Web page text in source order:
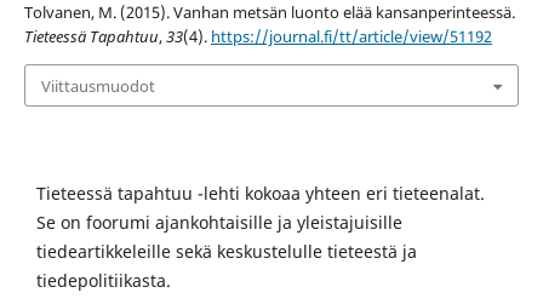
Tolvanen, M. (2015). Vanhan metsän luonto elää kansanperinteessä.
Tieteessä Tapahtuu,33(4). https://journal.fi/tt/article/view/51192
Viittausmuodot
Tieteessä tapahtuu -lehti kokoaa yhteen eri tieteenalat.
Se on foorumi ajankohtaisille ja yleistajuisille
tiedeartikkeleille sekä keskustelulle tieteestä ja
tiedepolitiikasta.